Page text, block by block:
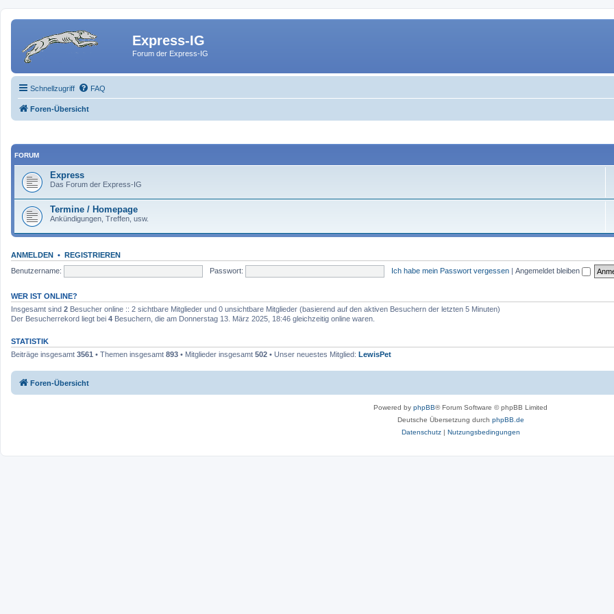
Express-IG
Forum der Express-IG
Schnellzugriff FAQ
Foren-Übersicht
FORUM
Express
Das Forum der Express-IG
Termine / Homepage
Ankündigungen, Treffen, usw.
ANMELDEN • REGISTRIEREN
Benutzername:
Passwort: Ich habe mein Passwort vergessen | Angemeldet bleiben
WER IST ONLINE?
Insgesamt sind 2 Besucher online :: 2 sichtbare Mitglieder und 0 unsichtbare Mitglieder (basierend auf den aktiven Besuchern der letzten 5 Minuten)
Der Besucherrekord liegt bei 4 Besuchern, die am Donnerstag 13. März 2025, 18:46 gleichzeitig online waren.
STATISTIK
Beiträge insgesamt 3561 • Themen insgesamt 893 • Mitglieder insgesamt 502 • Unser neuestes Mitglied: LewisPet
Foren-Übersicht
Powered by phpBB® Forum Software © phpBB Limited
Deutsche Übersetzung durch phpBB.de
Datenschutz| Nutzungsbedingungen